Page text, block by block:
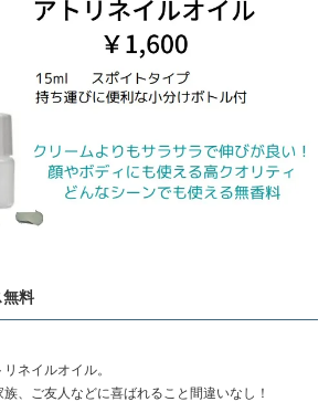
無料
ネイルオイル。
、ご友人などに喜ばれること間違いなし！